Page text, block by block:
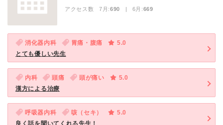
アクセス数 7月:690 | 6月:669
消化器内科 胃痛・腹痛
5.0
とても優しい先生
内科 頭痛 頭が痛い
5.0
漢方による治療
呼吸器内科 咳（セキ）
5.0
良く話を聞いてくれる先生！